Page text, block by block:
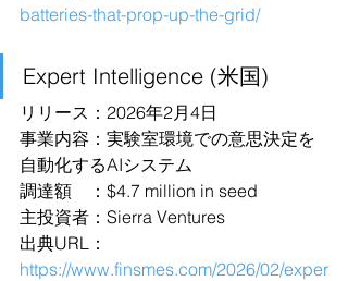
batteries-that-prop-up-the-grid/
Expert Intelligence (米国)
リリース：2026年2月4日
事業内容：実験室環境での意思決定を
自動化するAIシステム
調達額　：$4.7 million in seed
主投資者：Sierra Ventures
出典URL：
https://www.finsmes.com/2026/02/exper